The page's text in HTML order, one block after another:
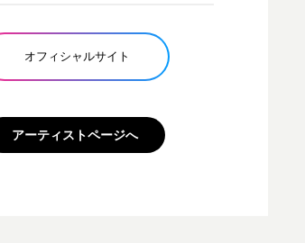
オフィシャルサイト
アーティストページへ